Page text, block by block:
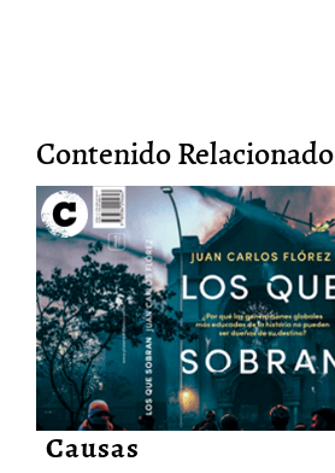
Contenido Relacionado
Los Que Sobran
20/Dic/2021
Causas